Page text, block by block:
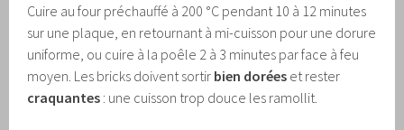
Cuire au four préchauffé à 200 °C pendant 10 à 12 minutes
sur une plaque, en retournant à mi-cuisson pour une dorure
uniforme, ou cuire à la poêle 2 à 3 minutes par face à feu
moyen. Les bricks doivent sortir bien dorées et rester
craquantes : une cuisson trop douce les ramollit.